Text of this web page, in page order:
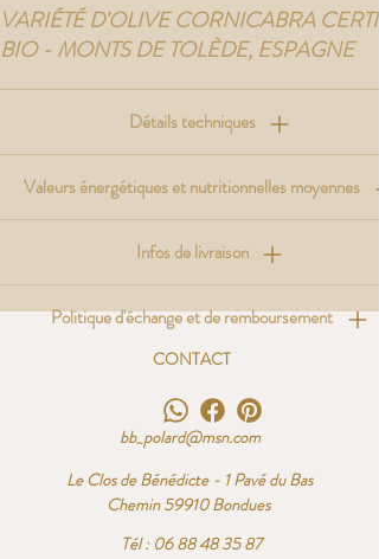
VARIÉTÉ D'OLIVE CORNICABRA
BIO - MONTS DE TOLÈDE, ESPAGNE
Détails techniques
Valeurs énergétiques et nutritionnelles moyennes
Infos de livraison
Politique d'échange et de remboursement
CONTACT
bb_polard@msn.com
Le Clos de Bénédicte - 1 Pavé du Bas
Chemin 59910 Bondues
Tél : 06 88 48 35 87